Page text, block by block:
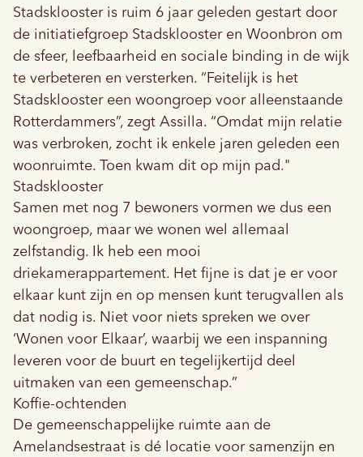
Stadsklooster is ruim 6 jaar geleden gestart door
de initiatiefgroep Stadsklooster en Woonbron om
de sfeer, leefbaarheid en sociale binding in de wijk
te verbeteren en versterken. “Feitelijk is het
Stadsklooster een woongroep voor alleenstaande
Rotterdammers”, zegt Assilla. “Omdat mijn relatie
was verbroken, zocht ik enkele jaren geleden een
woonruimte. Toen kwam dit op mijn pad."
Stadsklooster
Samen met nog 7 bewoners vormen we dus een
woongroep, maar we wonen wel allemaal
zelfstandig. Ik heb een mooi
driekamerappartement. Het fijne is dat je er voor
elkaar kunt zijn en op mensen kunt terugvallen als
dat nodig is. Niet voor niets spreken we over
‘Wonen voor Elkaar’, waarbij we een inspanning
leveren voor de buurt en tegelijkertijd deel
uitmaken van een gemeenschap.”
Koffie-ochtenden
De gemeenschappelijke ruimte aan de
Amelandsestraat is dé locatie voor samenzijn en